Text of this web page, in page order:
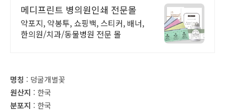
메디프린트 병의원인쇄 전문몰
약포지, 약봉투, 쇼핑백, 스티커, 배너,
한의원/치과/동물병원 전문 몰
명칭 : 덩굴개별꽃
원산지 : 한국
분포지 : 한국